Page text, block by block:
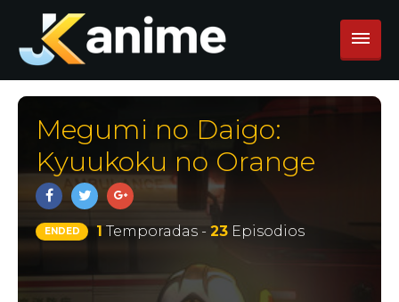
Megumi no Daigo:
Kyuukoku no Orange
ENDED 1Temporadas - 23Episodios